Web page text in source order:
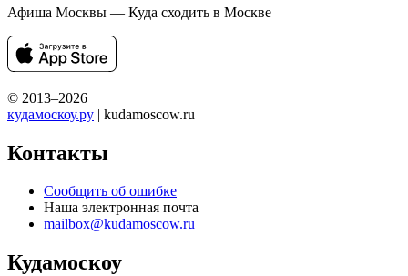
Афиша Москвы — Куда сходить в Москве
© 2013–2026
кудамоскоу.ру | kudamoscow.ru
Контакты
Сообщить об ошибке
Наша электронная почта
mailbox@kudamoscow.ru
Кудамоскоу